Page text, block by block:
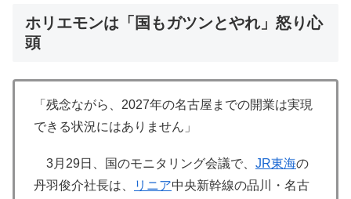
ホリエモンは「国もガツンとやれ」怒り心
頭
「残念ながら、2027年の名古屋までの開業は実現
できる状況にはありません」
3月29日、国のモニタリング会議で、 JR東海の
丹羽俊介社長は、
リニア中央新幹線の品川・名古